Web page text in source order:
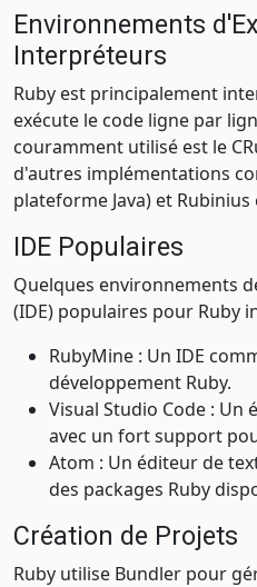
Environnements
Interpréteurs
Ruby est principalement
exécute le code ligne par
couramment utilisé est le
d'autres implémentations
plateforme Java) et
IDE Populaires
Quelques environnements
(IDE) populaires pour Ruby
RubyMine : Un IDE
développement Ruby.
Visual Studio Code : Un
avec un fort support
Atom : Un éditeur de
des packages Ruby
Création de Projets
Ruby utilise Bundler pour